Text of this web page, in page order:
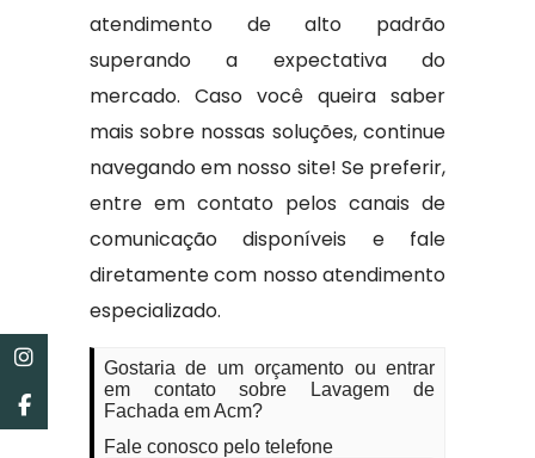
atendimento de alto padrão
superando a expectativa do
mercado. Caso você queira saber
mais sobre nossas soluções, continue
navegando em nosso site! Se preferir,
entre em contato pelos canais de
comunicação disponíveis e fale
diretamente com nosso atendimento
especializado.
Gostaria de um orçamento ou entrar
em contato sobre Lavagem de
Fachada em Acm?
Fale conosco pelo telefone